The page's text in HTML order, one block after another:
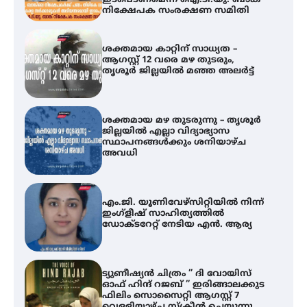
ശക്തമായ മഴ തുടരുന്നു – തൃശൂർ
ജില്ലയിൽ എല്ലാ വിദ്യാഭ്യാസ
സ്ഥാപനങ്ങൾക്കും ശനിയാഴ്ച
അവധി
എം.ജി. യൂണിവേഴ്‌സിറ്റിയിൽ നിന്ന്
ഇംഗ്ളീഷ് സാഹിത്യത്തിൽ
ഡോക്ടറേറ്റ് നേടിയ എൻ. ആര്യ
ട്യുണീഷ്യൻ ചിത്രം ” ദി വോയിസ്
ഓഫ് ഹിന്ദ് റജബ് ” ഇരിങ്ങാലക്കുട
ഫിലിം സൊസൈറ്റി ആഗസ്റ്റ് 7
വെള്ളിയാഴ്ച സ്‌ക്രീൻ ചെയ്യുന്നു
തിരനോട്ടം ‘അരങ്ങ് 2026’ ഉണർന്നു